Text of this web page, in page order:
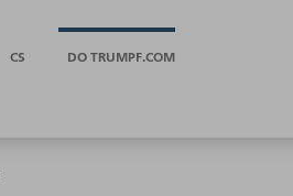
CS DO TRUMPF.COM